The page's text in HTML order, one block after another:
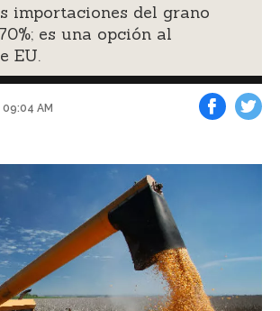
importaciones del grano
es una opción al
EU.
AM